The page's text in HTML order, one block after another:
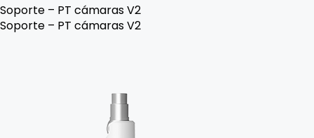
Soporte – PT cámaras V2
Soporte – PT cámaras V2